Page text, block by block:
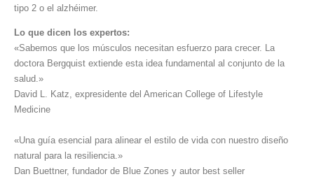
tipo 2 o el alzhéimer.
Lo que dicen los expertos:
«Sabemos que los músculos necesitan esfuerzo para crecer. La
doctora Bergquist extiende esta idea fundamental al conjunto de la
salud.»
David L. Katz, expresidente del American College of Lifestyle
Medicine
«Una guía esencial para alinear el estilo de vida con nuestro diseño
natural para la resiliencia.»
Dan Buettner, fundador de Blue Zones y autor best seller